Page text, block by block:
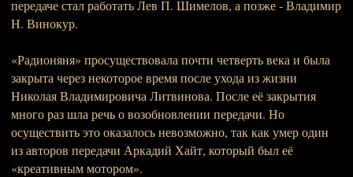
передаче стал работать Лев П. Шимелов, а позже - Владимир
Н. Винокур.
«Радионяня» просуществовала почти четверть века и была
закрыта через некоторое время после ухода из жизни
Николая Владимировича Литвинова. После её закрытия
много раз шла речь о возобновлении передачи. Но
осуществить это оказалось невозможно, так как умер один
из авторов передачи Аркадий Хайт, который был её
«креативным мотором».